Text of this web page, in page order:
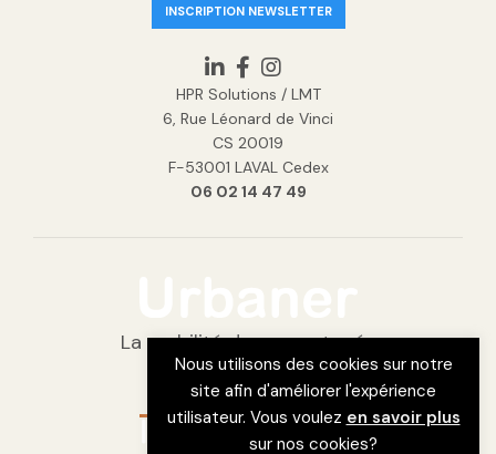
HPR Solutions / LMT
6, Rue Léonard de Vinci
CS 20019
F-53001 LAVAL Cedex
06 02 14 47 49
La mobilité douce partagée
est développée par
Nous utilisons des cookies sur notre
site afin d'améliorer l'expérience
utilisateur. Vous voulez en savoir plus
sur nos cookies?